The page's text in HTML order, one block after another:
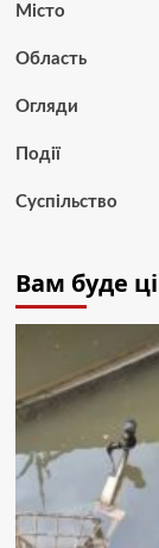
Місто
Область
Огляди
Події
Суспільство
Вам буде